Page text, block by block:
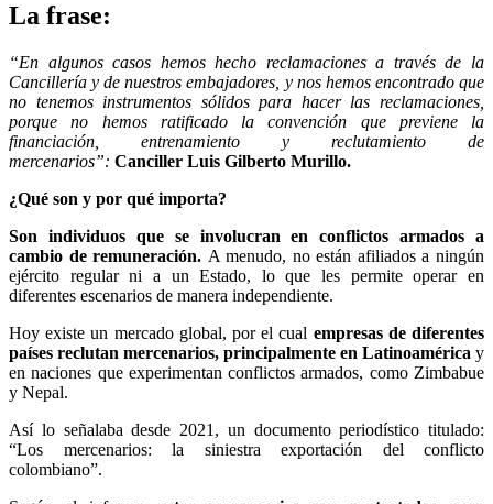
La frase:
“En algunos casos hemos hecho reclamaciones a través de la
Cancillería y de nuestros embajadores, y nos hemos encontrado que
no tenemos instrumentos sólidos para hacer las reclamaciones,
porque no hemos ratificado la convención que previene la
financiación, entrenamiento y reclutamiento de
mercenarios”: Canciller Luis Gilberto Murillo.
¿Qué son y por qué importa?
Son individuos que se involucran en conflictos armados a
cambio de remuneración. A menudo, no están afiliados a ningún
ejército regular ni a un Estado, lo que les permite operar en
diferentes escenarios de manera independiente.
Hoy existe un mercado global, por el cual empresas de diferentes
países reclutan mercenarios, principalmente en Latinoamérica y
en naciones que experimentan conflictos armados, como Zimbabue
y Nepal.
Así lo señalaba desde 2021, un documento periodístico titulado:
“Los mercenarios: la siniestra exportación del conflicto
colombiano”.